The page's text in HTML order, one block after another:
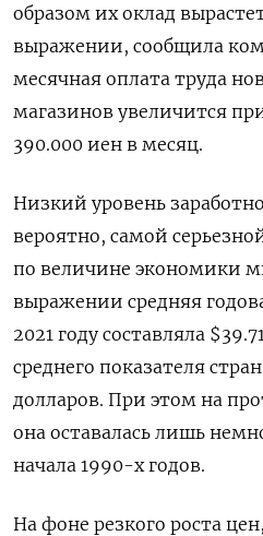
образом их оклад
выражении, сообщила
месячная оплата труда
магазинов увеличится
390.000 иен в месяц.
Низкий уровень
вероятно, самой
по величине экономики
выражении средняя
2021 году составляла
среднего показателя
долларов. При этом на
она оставалась лишь
начала 1990-х годов.
На фоне резкого роста